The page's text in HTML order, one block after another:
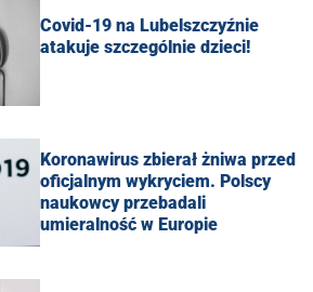
Covid-19 na Lubelszczyźnie
atakuje szczególnie dzieci!
Koronawirus zbierał żniwa przed
oficjalnym wykryciem. Polscy
naukowcy przebadali
umieralność w Europie